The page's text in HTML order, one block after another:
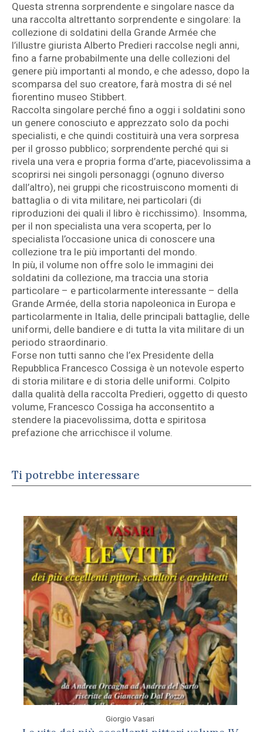
Questa strenna sorprendente e singolare nasce da
una raccolta altrettanto sorprendente e singolare: la
collezione di soldatini della Grande Armée che
l’illustre giurista Alberto Predieri raccolse negli anni,
fino a farne probabilmente una delle collezioni del
genere più importanti al mondo, e che adesso, dopo la
scomparsa del suo creatore, farà mostra di sé nel
fiorentino museo Stibbert.
Raccolta singolare perché fino a oggi i soldatini sono
un genere conosciuto e apprezzato solo da pochi
specialisti, e che quindi costituirà una vera sorpresa
per il grosso pubblico; sorprendente perché qui si
rivela una vera e propria forma d’arte, piacevolissima a
scoprirsi nei singoli personaggi (ognuno diverso
dall’altro), nei gruppi che ricostruiscono momenti di
battaglia o di vita militare, nei particolari (di
riproduzioni dei quali il libro è ricchissimo). Insomma,
per il non specialista una vera scoperta, per lo
specialista l’occasione unica di conoscere una
collezione tra le più importanti del mondo.
In più, il volume non offre solo le immagini dei
soldatini da collezione, ma traccia una storia
particolare – e particolarmente interessante – della
Grande Armée, della storia napoleonica in Europa e
particolarmente in Italia, delle principali battaglie, delle
uniformi, delle bandiere e di tutta la vita militare di un
periodo straordinario.
Forse non tutti sanno che l’ex Presidente della
Repubblica Francesco Cossiga è un notevole esperto
di storia militare e di storia delle uniformi. Colpito
dalla qualità della raccolta Predieri, oggetto di questo
volume, Francesco Cossiga ha acconsentito a
stendere la piacevolissima, dotta e spiritosa
prefazione che arricchisce il volume.
Ti potrebbe interessare
Giorgio Vasari